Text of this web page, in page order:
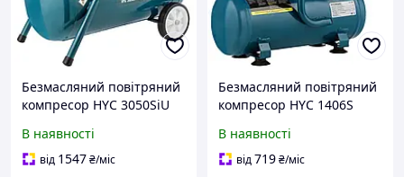
Безмасляний повітряний
компресор HYC 3050SiU
В наявності
від 1547₴/міс
Безмасляний повітряний
компресор HYC 1406S
В наявності
від719₴/міс